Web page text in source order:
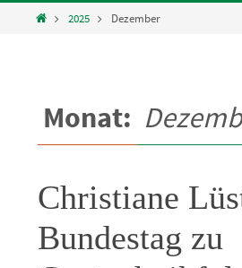
Home2025 Dezember
Monat:
Christiane
Bundestag zu